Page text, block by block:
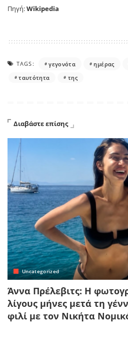
Πηγή:Wikipedia
TAGS: γεγονότα ημέρας
ταυτότητα
της
Διαβάστε επίσης
Uncategorized
Άννα Πρέλεβιτς: Η
λίγους μήνες μετά τη
φιλί με τον Νικήτα